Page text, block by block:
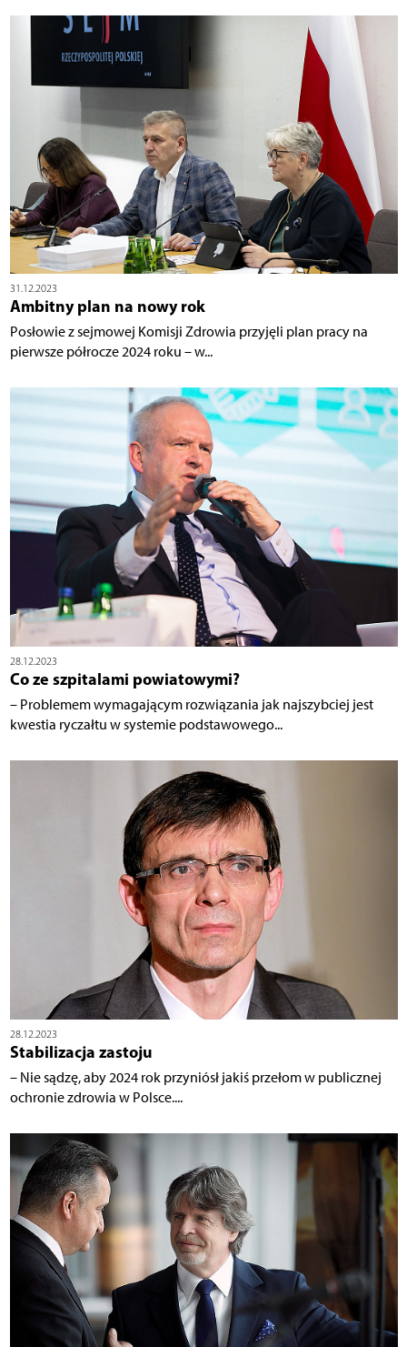
31.12.2023
Ambitny plan na nowy rok
Posłowie z sejmowej Komisji Zdrowia przyjęli plan pracy na
pierwsze półrocze 2024 roku – w...
28.12.2023
Co ze szpitalami powiatowymi?
– Problemem wymagającym rozwiązania jak najszybciej jest
kwestia ryczałtu w systemie podstawowego...
28.12.2023
Stabilizacja zastoju
– Nie sądzę, aby 2024 rok przyniósł jakiś przełom w publicznej
ochronie zdrowia w Polsce....